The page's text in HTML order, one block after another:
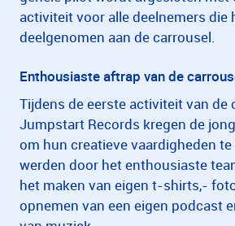
activiteit voor alle deelnemers die
deelgenomen aan de carrousel.
Enthousiaste aftrap van de
Tijdens de eerste activiteit van de
Jumpstart Records kregen de
om hun creatieve vaardigheden
werden door het enthousiaste
het maken van eigen t-shirts,-
opnemen van een eigen podcast